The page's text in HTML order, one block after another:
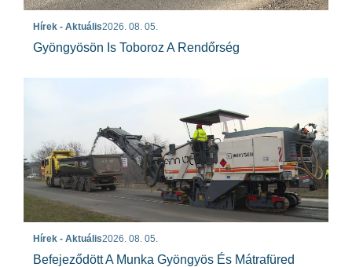
Hírek - Aktuális2026. 08. 05.
Gyöngyösön Is Toboroz A Rendőrség
Hírek - Aktuális2026. 08. 05.
Befejeződött A Munka Gyöngyös És Mátrafüred